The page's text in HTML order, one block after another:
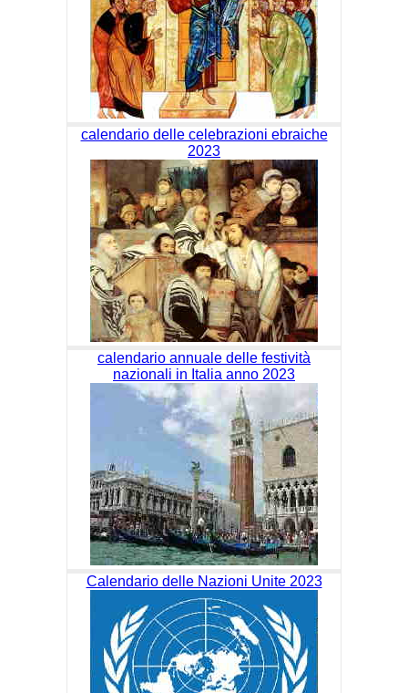
calendario delle celebrazioni ebraiche
2023
calendario annuale delle festività
nazionali in Italia anno 2023
Calendario delle Nazioni Unite 2023